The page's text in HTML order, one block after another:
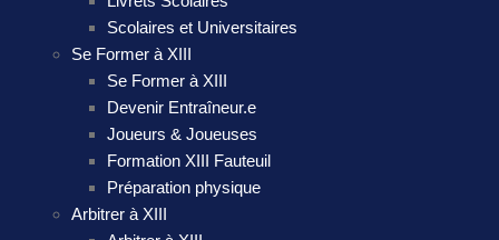
Scolaires et Universitaires
Se Former à XIII
Se Former à XIII
Devenir Entraîneur.e
Joueurs & Joueuses
Formation XIII Fauteuil
Préparation physique
Arbitrer à XIII